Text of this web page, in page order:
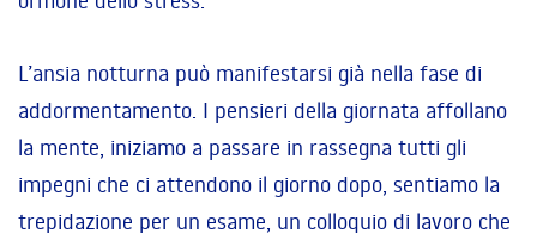
L’ansia notturna può manifestarsi già nella fase di
addormentamento. I pensieri della giornata affollano
la mente, iniziamo a passare in rassegna tutti gli
impegni che ci attendono il giorno dopo, sentiamo la
trepidazione per un esame, un colloquio di lavoro che